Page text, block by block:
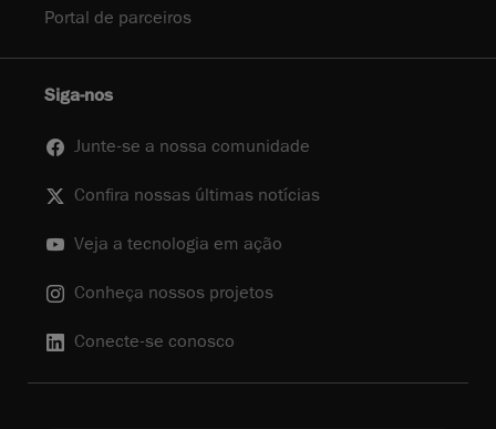
Portal de parceiros
Siga-nos
Junte-se a nossa comunidade
Confira nossas últimas notícias
Veja a tecnologia em ação
Conheça nossos projetos
Conecte-se conosco